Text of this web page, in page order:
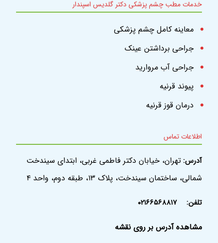
خدمات مطب چشم پزشکی دکتر گلدیس اسپندار
معاینه کامل چشم پزشکی
جراحی برداشتن عینک
جراحی آب مروارید
پیوند قرنیه
درمان قوز قرنیه
اطلاعات تماس
آدرس: تهران، خیابان دکتر فاطمی غربی، ابتدای سیندخت
شمالی، ساختمان سیندخت، پلاک ۱۳، طبقه دوم، واحد ۴
تلفن:۰۲۱۶۶۵۶۸۸۱۷
مشاهده آدرس بر روی نقشه